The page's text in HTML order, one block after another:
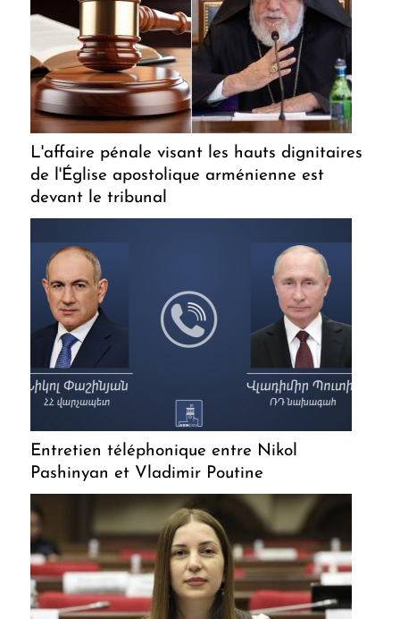
L'affaire pénale visant les hauts dignitaires
de l'Église apostolique arménienne est
devant le tribunal
Entretien téléphonique entre Nikol
Pashinyan et Vladimir Poutine